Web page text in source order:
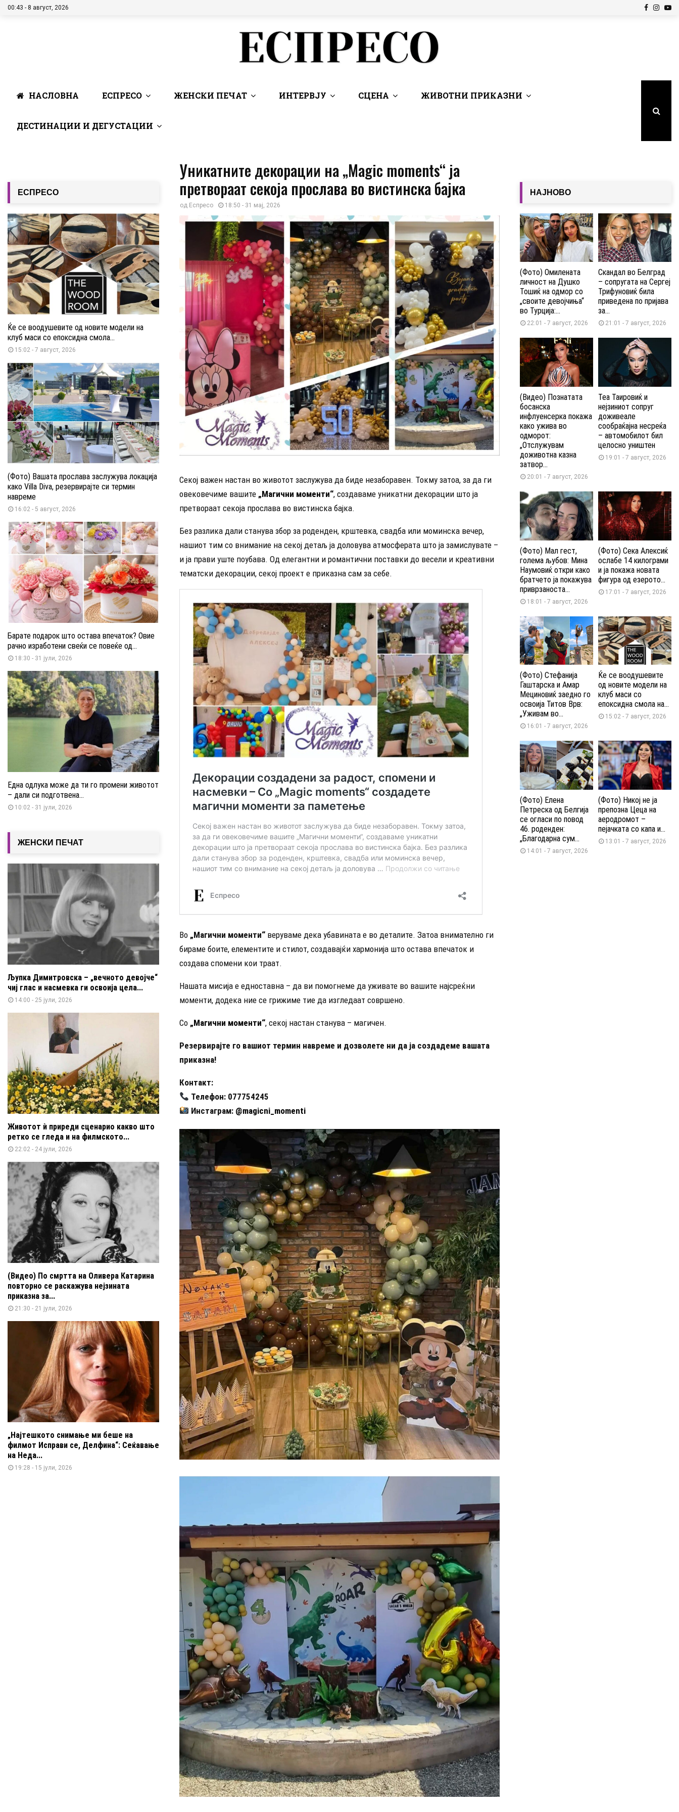
00:43 - 8 август, 2026 Facebook
НАСЛОВНА ЕСПРЕСО ЖЕНСКИ ПЕЧАТ ИНТЕРВЈУ СЦЕНА ЖИВОТНИ ПРИКАЗНИ
ДЕСТИНАЦИИ И ДЕГУСТАЦИИ
Уникатните декорации на „Magic moments“ ја
претвораат секоја прослава во вистинска бајка
од Еспресо 18:50 - 31 мај, 2026
Секој важен настан во животот заслужува да биде незаборавен. Токму затоа, за да ги
овековечиме вашите „Магични моменти“, создаваме уникатни декорации што ја
претвораат секоја прослава во вистинска бајка.
Без разлика дали станува збор за роденден, крштевка, свадба или моминска вечер,
нашиот тим со внимание на секој детаљ ја доловува атмосферата што ја замислувате –
и ја прави уште поубава. Од елегантни и романтични поставки до весели и креативни
тематски декорации, секој проект е приказна сам за себе.
Во „Магични моменти“ веруваме дека убавината е во деталите. Затоа внимателно ги
бираме боите, елементите и стилот, создавајќи хармонија што остава впечаток и
создава спомени кои траат.
Нашата мисија е едноставна – да ви помогнеме да уживате во вашите најсреќни
моменти, додека ние се грижиме тие да изгледаат совршено.
Со „Магични моменти“, секој настан станува – магичен.
Резервирајте го вашиот термин навреме и дозволете ни да ја создадеме вашата
приказна!
Контакт:
Телефон: 077754245
Инстаграм: @magicni_momenti
ЕСПРЕСО
Ќе се воодушевите од новите модели на
клуб маси со епоксидна смола...
15:02 - 7 август, 2026
(Фото) Вашата прослава заслужува локација
како Villa Diva, резервирајте си термин
навреме
16:02 - 5 август, 2026
Барате подарок што остава впечаток? Овие
рачно изработени свеќи се повеќе од...
18:30 - 31 јули, 2026
Една одлука може да ти го промени животот
– дали си подготвена...
10:02 - 31 јули, 2026
ЖЕНСКИ ПЕЧАТ
Љупка Димитровска – „вечното девојче“
чиј глас и насмевка ги освоија цела...
14:00 - 25 јули, 2026
Животот ѝ приреди сценарио какво што
ретко се гледа и на филмското...
22:02 - 24 јули, 2026
(Видео) По смртта на Оливера Катарина
повторно се раскажува нејзината
приказна за...
21:30 - 21 јули, 2026
„Најтешкото снимање ми беше на
филмот Исправи се, Делфина“: Сеќавање
на Неда...
19:28 - 15 јули, 2026
НАЈНОВО
(Фото) Омилената
личност на Душко
Тошиќ на одмор со
„своите девојчиња“
во Турција:...
22:01 - 7 август, 2026
Скандал во Белград
– сопругата на Сергеј
Трифуновиќ била
приведена по пријава
за...
21:01 - 7 август, 2026
(Видео) Познатата
босанска
инфлуенсерка покажа
како ужива во
одморот:
„Отслужувам
доживотна казна
затвор...
20:01 - 7 август, 2026
Теа Таировиќ и
нејзиниот сопруг
доживеале
сообраќајна несреќа
– автомобилот бил
целосно уништен
19:01 - 7 август, 2026
(Фото) Мал гест,
голема љубов: Мина
Наумовиќ откри како
братчето ја покажува
приврзаноста...
18:01 - 7 август, 2026
(Фото) Сека Алексиќ
ослабе 14 килограми
и ја покажа новата
фигура од езерото...
17:01 - 7 август, 2026
(Фото) Стефанија
Гаштарска и Амар
Мециновиќ заедно го
освоија Титов Врв:
„Уживам во...
16:01 - 7 август, 2026
Ќе се воодушевите
од новите модели на
клуб маси со
епоксидна смола на...
15:02 - 7 август, 2026
(Фото) Елена
Петреска од Белгија
се огласи по повод
46. роденден:
„Благодарна сум...
14:01 - 7 август, 2026
(Фото) Никој не ја
препозна Цеца на
аеродромот –
пејачката со капа и...
13:01 - 7 август, 2026